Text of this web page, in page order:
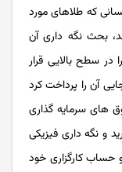
که طلاهای مورد
بحث نگه داری آن
در سطح بالایی قرار
آن را پرداخت کرد
های سرمایه گذاری
و نگه داری فیزیکی
حساب کارگزاری خود